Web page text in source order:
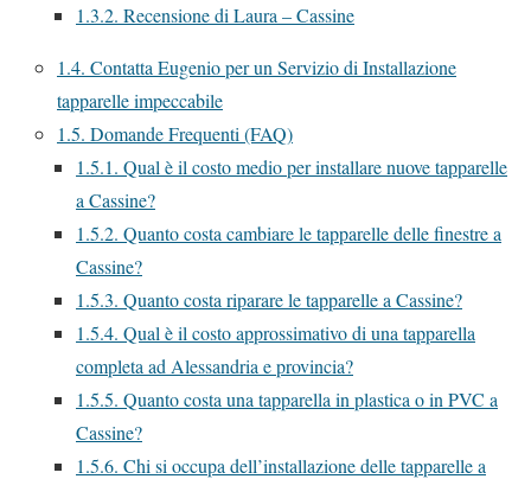
1.3.2. Recensione di Laura – Cassine
1.4. Contatta Eugenio per un Servizio di Installazione
tapparelle impeccabile
1.5. Domande Frequenti (FAQ)
1.5.1. Qual è il costo medio per installare nuove tapparelle
a Cassine?
1.5.2. Quanto costa cambiare le tapparelle delle finestre a
Cassine?
1.5.3. Quanto costa riparare le tapparelle a Cassine?
1.5.4. Qual è il costo approssimativo di una tapparella
completa ad Alessandria e provincia?
1.5.5. Quanto costa una tapparella in plastica o in PVC a
Cassine?
1.5.6. Chi si occupa dell’installazione delle tapparelle a